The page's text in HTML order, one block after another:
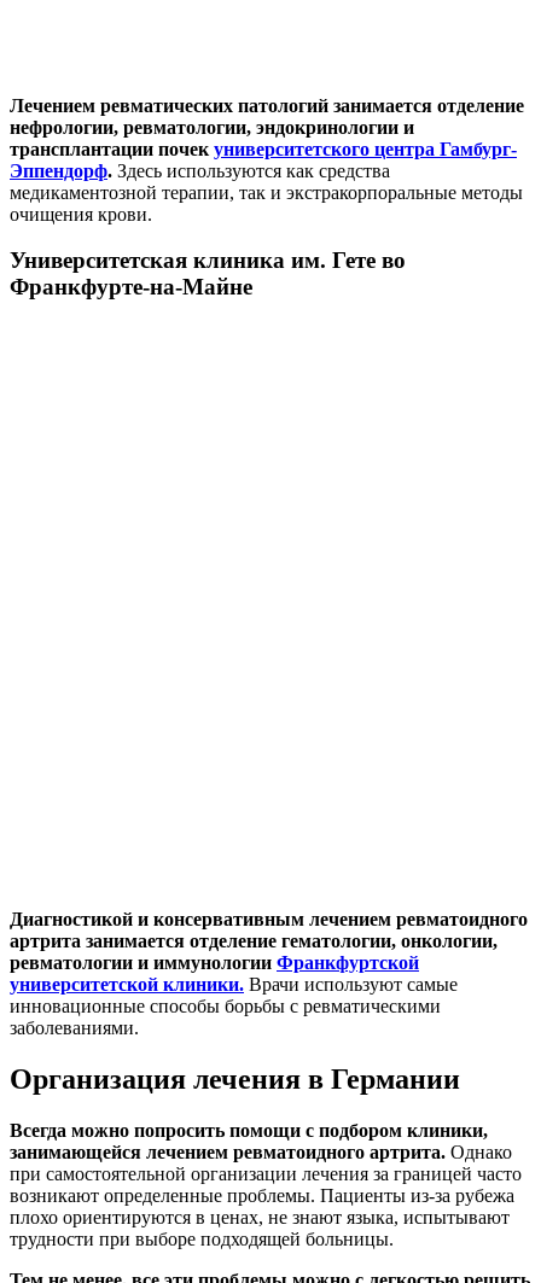
Лечением ревматических патологий занимается отделение
нефрологии, ревматологии, эндокринологии и
трансплантации почек университетского центра Гамбург-
Эппендорф. Здесь используются как средства
медикаментозной терапии, так и экстракорпоральные методы
очищения крови.
Университетская клиника им. Гете во
Франкфурте-на-Майне
Диагностикой и консервативным лечением ревматоидного
артрита занимается отделение гематологии, онкологии,
ревматологии и иммунологии Франкфуртской
университетской клиники. Врачи используют самые
инновационные способы борьбы с ревматическими
заболеваниями.
Организация лечения в Германии
Всегда можно попросить помощи с подбором клиники,
занимающейся лечением ревматоидного артрита. Однако
при самостоятельной организации лечения за границей часто
возникают определенные проблемы. Пациенты из-за рубежа
плохо ориентируются в ценах, не знают языка, испытывают
трудности при выборе подходящей больницы.